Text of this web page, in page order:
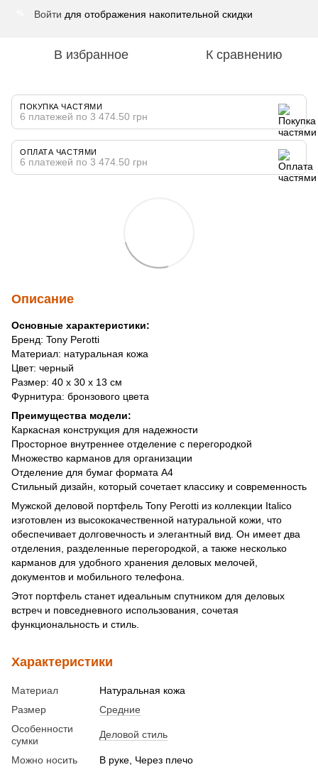
Войти для отображения накопительной скидки
В избранное К сравнению
ПОКУПКА ЧАСТЯМИ
6 платежей по 3 474.50 грн
ОПЛАТА ЧАСТЯМИ
6 платежей по 3 474.50 грн
Описание
Основные характеристики:
Бренд: Tony Perotti
Материал: натуральная кожа
Цвет: черный
Размер: 40 х 30 х 13 см
Фурнитура: бронзового цвета
Преимущества модели:
Каркасная конструкция для надежности
Просторное внутреннее отделение с перегородкой
Множество карманов для организации
Отделение для бумаг формата A4
Стильный дизайн, который сочетает классику и современность
Мужской деловой портфель Tony Perotti из коллекции Italico
изготовлен из высококачественной натуральной кожи, что
обеспечивает долговечность и элегантный вид. Он имеет два
отделения, разделенные перегородкой, а также несколько
карманов для удобного хранения деловых мелочей,
документов и мобильного телефона.
Этот портфель станет идеальным спутником для деловых
встреч и повседневного использования, сочетая
функциональность и стиль.
Характеристики
Материал
Натуральная кожа
Размер
Средние
Особенности
сумки
Деловой стиль
Можно носить
В руке, Через плечо